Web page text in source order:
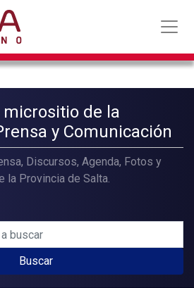
de la
y Comunicación
Discursos, Agenda, Fotos y
la Provincia de Salta.
Buscar